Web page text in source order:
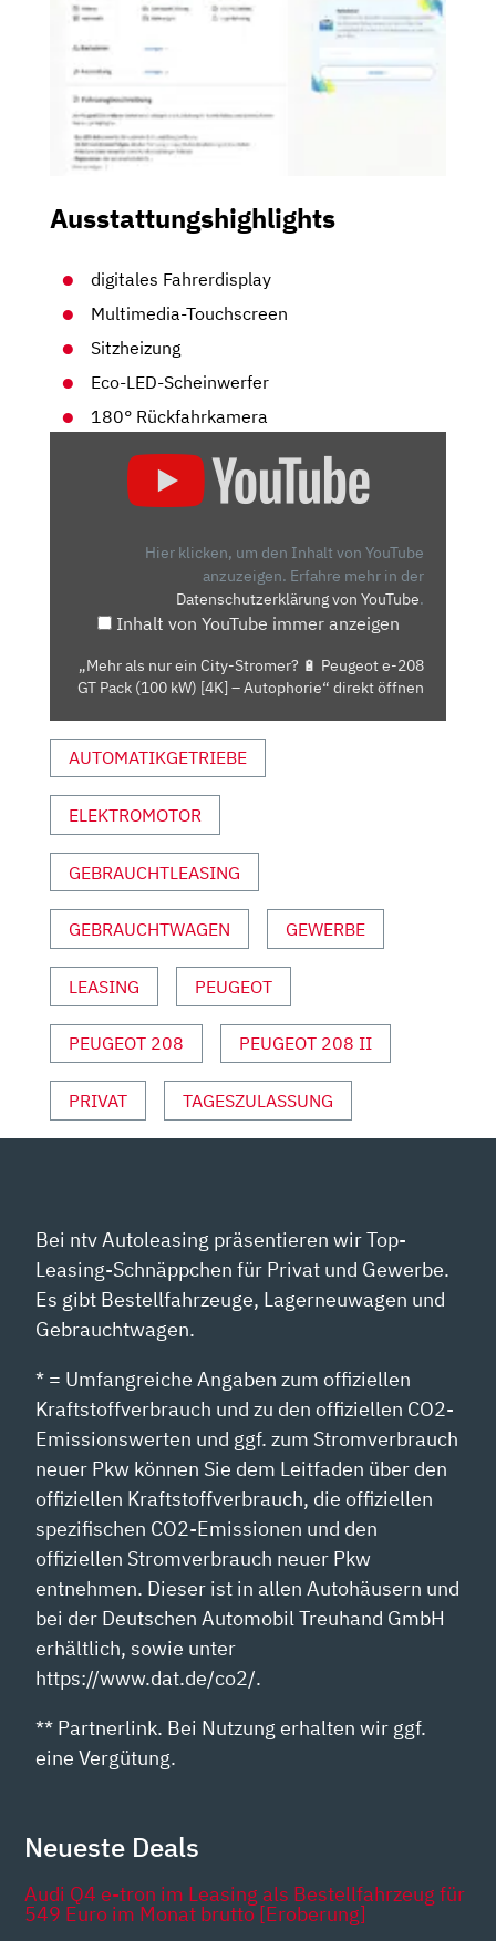
Ausstattungshighlights
digitales Fahrerdisplay
Multimedia-Touchscreen
Sitzheizung
Eco-LED-Scheinwerfer
180° Rückfahrkamera
PEUGEOT
208
PACK
(100
[4K]
–
AUTOPHORIE“
VON
YOUTUBE
ANZEIGEN
Hier klicken, um den Inhalt von YouTube
anzuzeigen. Erfahre mehr in der
Datenschutzerklärung von YouTube.
Inhalt von YouTube immer anzeigen
„Mehr als nur ein City-Stromer? 🔋 Peugeot e-208
GT Pack (100 kW) [4K] – Autophorie“ direkt öffnen
AUTOMATIKGETRIEBE
ELEKTROMOTOR
GEBRAUCHTLEASING
GEBRAUCHTWAGEN GEWERBE
LEASING PEUGEOT
PEUGEOT 208 PEUGEOT 208 II
PRIVAT TAGESZULASSUNG
Bei ntv Autoleasing präsentieren wir Top-
Leasing-Schnäppchen für Privat und Gewerbe.
Es gibt Bestellfahrzeuge, Lagerneuwagen und
Gebrauchtwagen.
* = Umfangreiche Angaben zum offiziellen
Kraftstoffverbrauch und zu den offiziellen CO2-
Emissionswerten und ggf. zum Stromverbrauch
neuer Pkw können Sie dem Leitfaden über den
offiziellen Kraftstoffverbrauch, die offiziellen
spezifischen CO2-Emissionen und den
offiziellen Stromverbrauch neuer Pkw
entnehmen. Dieser ist in allen Autohäusern und
bei der Deutschen Automobil Treuhand GmbH
erhältlich, sowie unter
https://www.dat.de/co2/.
** Partnerlink. Bei Nutzung erhalten wir ggf.
eine Vergütung.
Neueste Deals
Audi Q4 e-tron im Leasing als Bestellfahrzeug für
549 Euro im Monat brutto [Eroberung]